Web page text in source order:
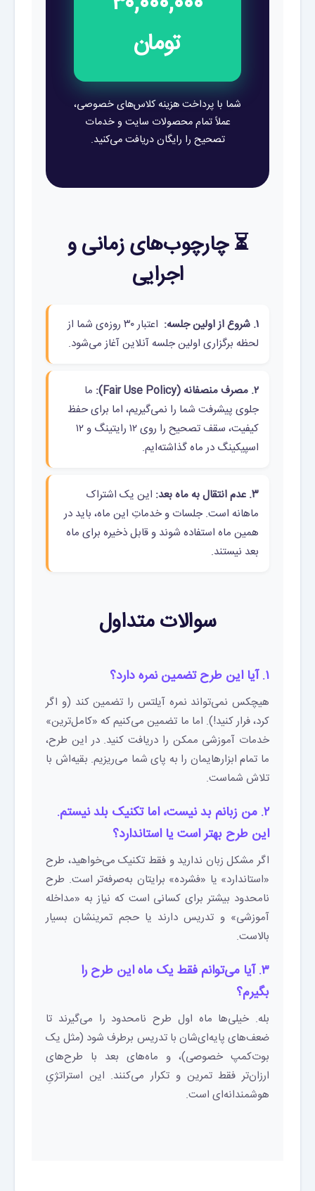
تومان
شما با پرداخت هزینه کلاس‌های خصوصی،
عملاً تمام محصولات سایت و خدمات
تصحیح را رایگان دریافت می‌کنید.
⏳ چارچوب‌های زمانی و
اجرایی
۱. شروع از اولین جلسه:
اعتبار ۳۰ روزه‌ی شما از
لحظه برگزاری اولین جلسه آنلاین آغاز می‌شود.
۲. مصرف منصفانه (Fair Use Policy):
ما
جلوی پیشرفت شما را نمی‌گیریم، اما برای حفظ
کیفیت، سقف تصحیح را روی ۱۲ رایتینگ و ۱۲
اسپیکینگ در ماه گذاشته‌ایم.
۳. عدم انتقال به ماه بعد:
این یک اشتراک
ماهانه است. جلسات و خدماتِ این ماه، باید در
همین ماه استفاده شوند و قابل ذخیره برای ماه
بعد نیستند.
سوالات متداول
۱. آیا این طرح تضمین نمره دارد؟
هیچکس نمی‌تواند نمره آیلتس را تضمین کند (و اگر
کرد، فرار کنید!). اما ما تضمین می‌کنیم که «کامل‌ترین»
خدمات آموزشی ممکن را دریافت کنید. در این طرح،
ما تمام ابزارهایمان را به پای شما می‌ریزیم. بقیه‌اش با
تلاش شماست.
۲. من زبانم بد نیست، اما تکنیک بلد نیستم.
این طرح بهتر است یا استاندارد؟
اگر مشکل زبان ندارید و فقط تکنیک می‌خواهید، طرح
«استاندارد» یا «فشرده» برایتان به‌صرفه‌تر است. طرح
نامحدود بیشتر برای کسانی است که نیاز به «مداخله
آموزشی» و تدریس دارند یا حجم تمرینشان بسیار
بالاست.
۳. آیا می‌توانم فقط یک ماه این طرح را
بگیرم؟
بله. خیلی‌ها ماه اول طرح نامحدود را می‌گیرند تا
ضعف‌های پایه‌ای‌شان با تدریس برطرف شود (مثل یک
بوت‌کمپ خصوصی)، و ماه‌های بعد با طرح‌های
ارزان‌تر فقط تمرین و تکرار می‌کنند. این استراتژیِ
هوشمندانه‌ای است.